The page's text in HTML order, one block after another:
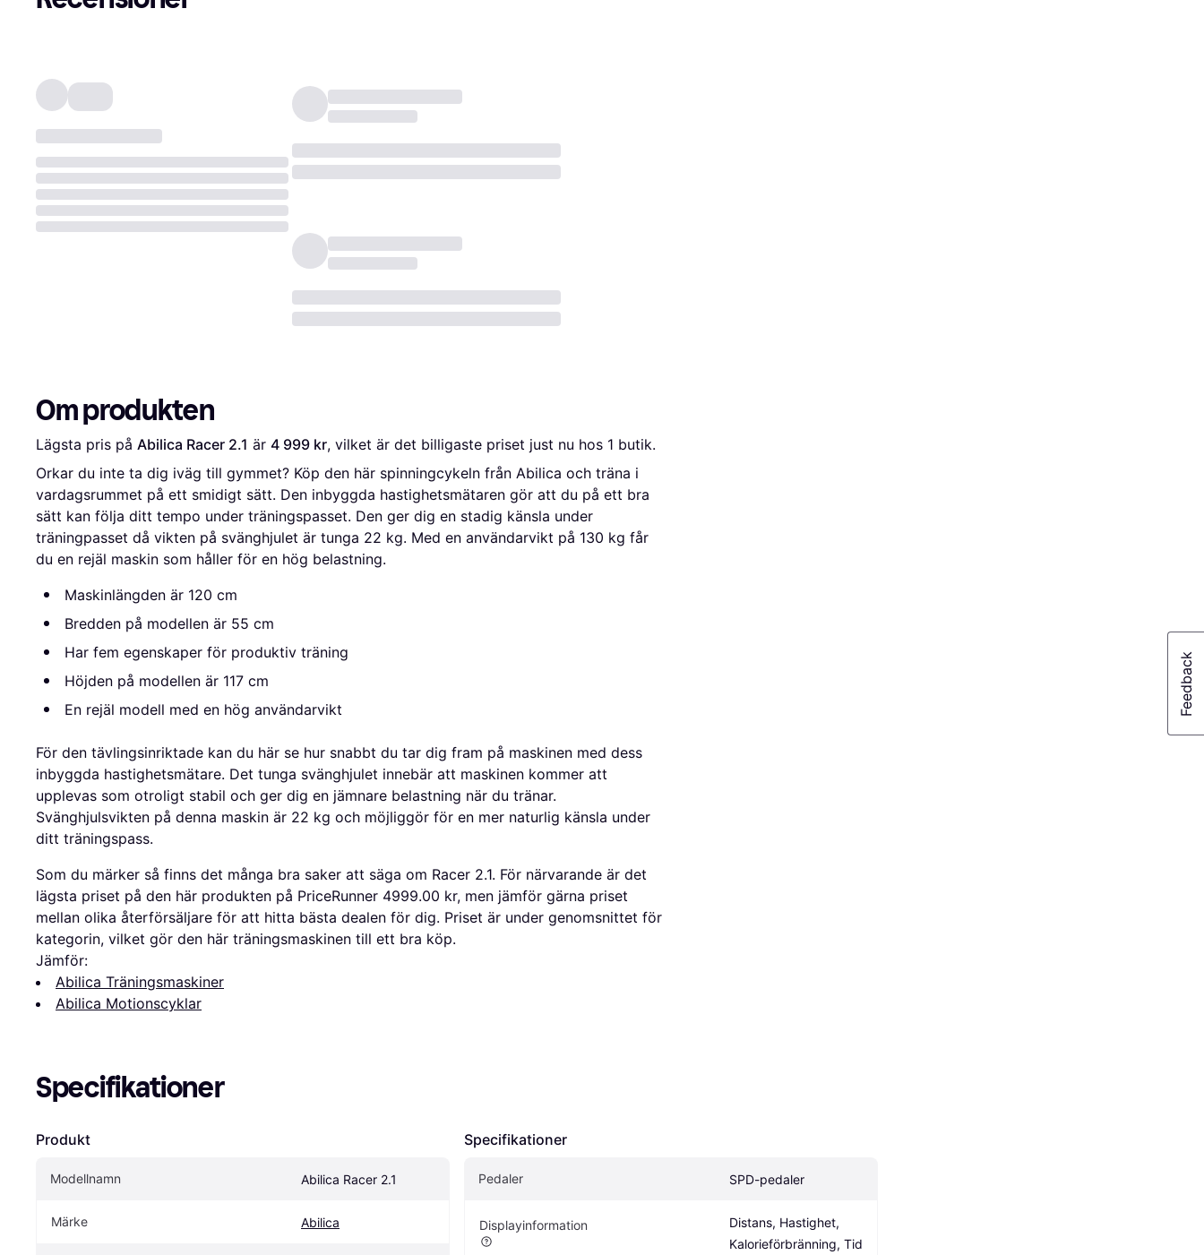
Om produkten
Lägsta pris på Abilica Racer 2.1 är 4 999 kr, vilket är det billigaste priset just nu hos 1 butik.
Orkar du inte ta dig iväg till gymmet? Köp den här spinningcykeln från Abilica och träna i
vardagsrummet på ett smidigt sätt. Den inbyggda hastighetsmätaren gör att du på ett bra
sätt kan följa ditt tempo under träningspasset. Den ger dig en stadig känsla under
träningpasset då vikten på svänghjulet är tunga 22 kg. Med en användarvikt på 130 kg får
du en rejäl maskin som håller för en hög belastning.
Maskinlängden är 120 cm
Bredden på modellen är 55 cm
Har fem egenskaper för produktiv träning
Höjden på modellen är 117 cm
En rejäl modell med en hög användarvikt
För den tävlingsinriktade kan du här se hur snabbt du tar dig fram på maskinen med dess
inbyggda hastighetsmätare. Det tunga svänghjulet innebär att maskinen kommer att
upplevas som otroligt stabil och ger dig en jämnare belastning när du tränar.
Svänghjulsvikten på denna maskin är 22 kg och möjliggör för en mer naturlig känsla under
ditt träningspass.
Som du märker så finns det många bra saker att säga om Racer 2.1. För närvarande är det
lägsta priset på den här produkten på PriceRunner 4999.00 kr, men jämför gärna priset
mellan olika återförsäljare för att hitta bästa dealen för dig. Priset är under genomsnittet för
kategorin, vilket gör den här träningsmaskinen till ett bra köp.
Jämför:
Abilica Träningsmaskiner
Abilica Motionscyklar
Specifikationer
Produkt
Modellnamn Abilica Racer 2.1
Märke Abilica
Specifikationer
Pedaler SPD-pedaler
Displayinformation
Distans, Hastighet,
Kalorieförbränning, Tid